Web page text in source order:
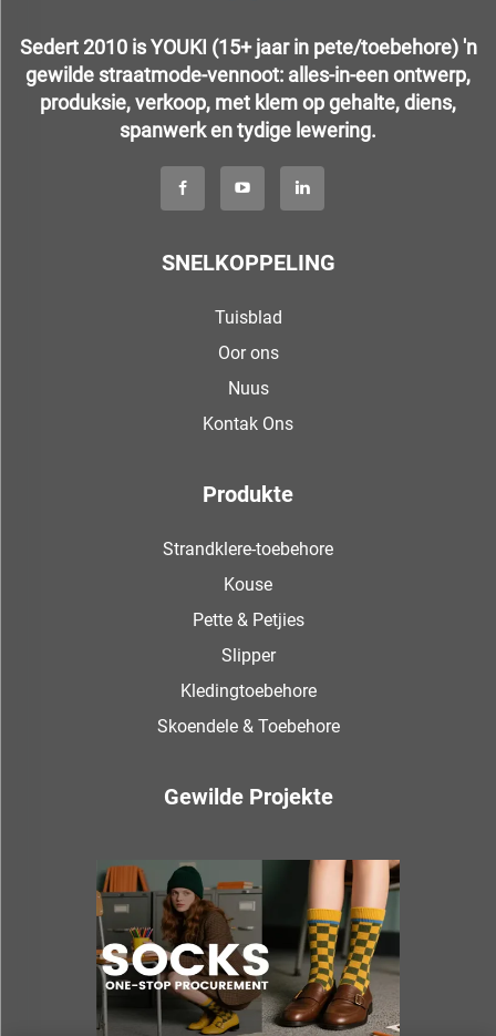
Sedert 2010 is YOUKI (15+ jaar in pete/toebehore) 'n
gewilde straatmode-vennoot: alles-in-een ontwerp,
produksie, verkoop, met klem op gehalte, diens,
spanwerk en tydige lewering.
SNELKOPPELING
Tuisblad
Oor ons
Nuus
Kontak Ons
Produkte
Strandklere-toebehore
Kouse
Pette & Petjies
Slipper
Kledingtoebehore
Skoendele & Toebehore
Gewilde Projekte